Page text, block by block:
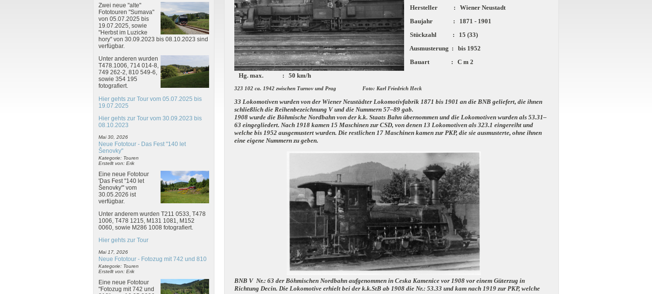
Zwei neue "alte"
Fototouren "Sumava"
von 05.07.2025 bis
19.07.2025, sowie
"Herbst im Luzicke
hory" von 30.09.2023 bis 08.10.2023 sind
verfügbar.
Unter anderen wurden
T478.1006, 714 014-8,
749 262-2, 810 549-6,
sowie 354 195
fotografiert.
Hier gehts zur Tour vom 05.07.2025 bis
19.07.2025
Hier gehts zur Tour vom 30.09.2023 bis
08.10.2023
Mai 30, 2026
Neue Fototour - Das Fest "140 let
Šenovky"
Kategorie: Touren
Erstellt von: Erik
Eine neue Fototour
'Das Fest "140 let
Šenovky"' vom
30.05.2026 ist
verfügbar.
Unter anderem wurden T211 0533, T478
1006, T478 1215, M131 1081, M152
0060, sowie M286 1008 fotografiert.
Hier gehts zur Tour
Mai 17, 2026
Neue Fototour - Fotozug mit 742 und 810
Kategorie: Touren
Erstellt von: Erik
Eine neue Fototour
"Fotozug mit 742 und
Hersteller : Wiener Neustadt
Baujahr : 1871 - 1901
Stückzahl : 15 (33)
Ausmusterung : bis 1952
Bauart : C m 2
Hg. max. : 50 km/h
323 102 ca. 1942 zwischen Turnov und Prag Foto: Karl Friedrich Heck
33 Lokomotiven wurden von der Wiener Neustädter Lokomotivfabrik 1871 bis 1901 an die BNB geliefert, die ihnen
schließlich die Reihenbezeichnung V und die Nummern 57–89 gab.
1908 wurde die Böhmische Nordbahn von der k.k. Staats Bahn übernommen und die Lokomotiven wurden als 53.31–
63 eingegliedert. Nach 1918 kamen 15 Maschinen zur CSD, von denen 13 Lokomotiven als 323.1 eingereiht und
welche bis 1952 ausgemustert wurden. Die restlichen 17 Maschinen kamen zur PKP, die sie ausmusterte, ohne ihnen
eine eigene Nummern zu geben.
BNB V Nr.: 63 der Böhmischen Nordbahn aufgenommen in Ceska Kamenice vor 1908 vor einem Güterzug in
Richtung Decin. Die Lokomotive erhielt bei der k.k.StB ab 1908 die Nr.: 53.33 und kam nach 1919 zur PKP, welche